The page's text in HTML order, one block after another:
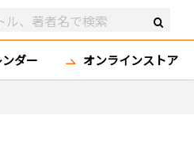
ダー オンラインストア